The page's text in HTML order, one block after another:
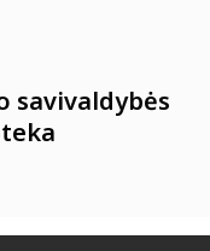
savivaldybės